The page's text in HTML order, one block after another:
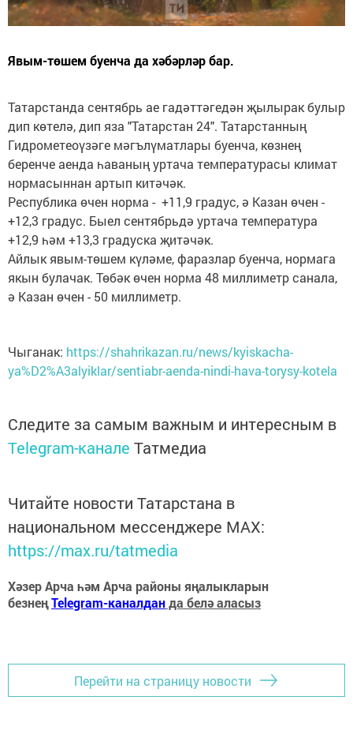
Явым-төшем буенча да хәбәрләр бар.
Татарстанда сентябрь ае гадәттәгедән җылырак булыр
дип көтелә, дип яза "Татарстан 24". Татарстанның
Гидрометеоүзәге мәгълүматлары буенча, көзнең
беренче аенда һаваның уртача температурасы климат
нормасыннан артып китәчәк.
Республика өчен норма - +11,9 градус, ә Казан өчен -
+12,3 градус. Быел сентябрьдә уртача температура
+12,9 һәм +13,3 градуска җитәчәк.
Айлык явым-төшем күләме, фаразлар буенча, нормага
якын булачак. Төбәк өчен норма 48 миллиметр санала,
ә Казан өчен - 50 миллиметр.
Чыганак: https://shahrikazan.ru/news/kyiskacha-
ya%D2%A3alyiklar/sentiabr-aenda-nindi-hava-torysy-kotela
Следите за самым важным и интересным в
Telegram-канале Татмедиа
Читайте новости Татарстана в
национальном мессенджере MАХ:
https://max.ru/tatmedia
Хәзер Арча һәм Арча районы яңалыкларын
безнеңTelegram-каналданда белә аласыз
Перейти на страницу новости